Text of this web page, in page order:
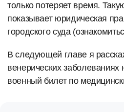
только потеряет время.
показывает юридическая
городского суда
В следующей главе я
венерических
военный билет по